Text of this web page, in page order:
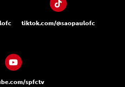
tiktok.com/@saopaulofc
spfctv